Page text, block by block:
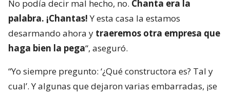
No podía decir mal hecho, no. Chanta era la
palabra. ¡Chantas!Y esta casa la estamos
desarmando ahora y traeremos otra empresa que
haga bien la pega“, aseguró.
“Yo siempre pregunto: ‘¿Qué constructora es? Tal y
cual’. Y algunas que dejaron varias embarradas, ¡se